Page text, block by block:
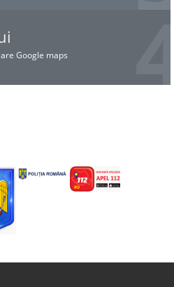
Google maps